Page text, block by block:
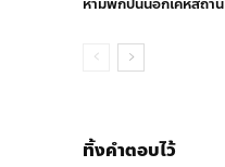
ห้ามพกปืนนอกเคหสถาน
ทิ้งคำตอบไว้